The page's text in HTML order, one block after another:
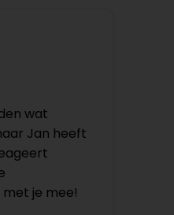
wat
Jan heeft
je mee!